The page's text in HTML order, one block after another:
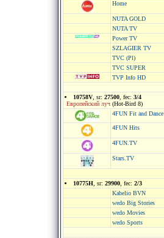
Home
NUTA GOLD
NUTA TV
Power TV
SZLAGIER TV
TVC (Pl)
TVC SUPER
TVP Info HD
10758V , sr: 27500 , fec: 3/4
Европейский луч (Hot-Bird 8)
4FUN Fit and Dance
4FUN Hits
4FUN.TV
Stars.TV
10775H , sr: 29900 , fec: 2/3
Kabelio BVN
wedo Big Stories
wedo Movies
wedo Sports